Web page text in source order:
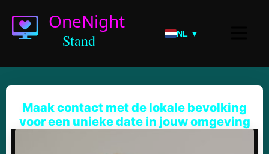
NL ▼
Maak contact met de lokale bevolking
voor een unieke date in jouw omgeving